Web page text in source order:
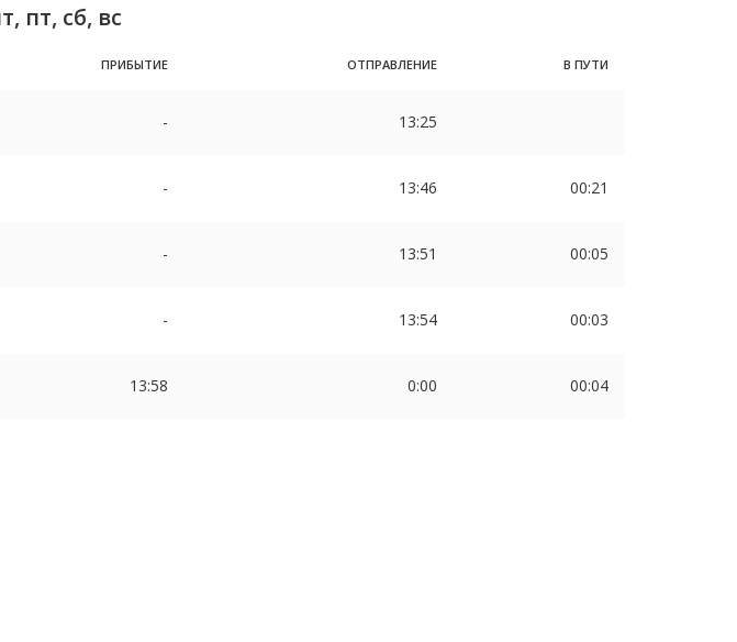
пт, сб, вс
ПРИБЫТИЕ ОТПРАВЛЕНИЕ В ПУТИ
- 13:25
- 13:46 00:21
- 13:51 00:05
- 13:54 00:03
13:58 0:00 00:04